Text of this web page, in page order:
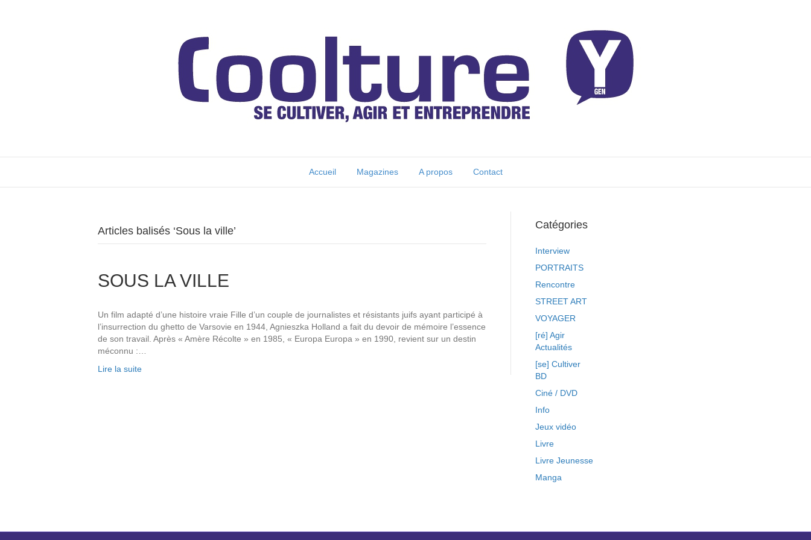
Accueil Magazines A propos Contact
Articles balisés ‘Sous la ville’
SOUS LA VILLE
Un film adapté d’une histoire vraie Fille d’un couple de journalistes et résistants juifs ayant participé à
l’insurrection du ghetto de Varsovie en 1944, Agnieszka Holland a fait du devoir de mémoire l’essence
de son travail. Après « Amère Récolte » en 1985, « Europa Europa » en 1990, revient sur un destin
méconnu :…
Lire la suite
Catégories
Interview
PORTRAITS
Rencontre
STREET ART
VOYAGER
[ré] Agir
Actualités
[se] Cultiver
BD
Ciné / DVD
Info
Jeux vidéo
Livre
Livre Jeunesse
Manga